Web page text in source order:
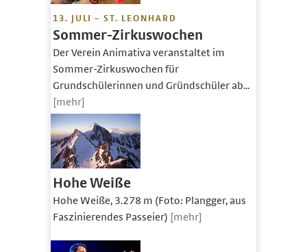
13. JULI – ST. LEONHARD
Sommer-Zirkuswochen
Der Verein Animativa veranstaltet im
Sommer-Zirkuswochen für
Grundschülerinnen und Gründschüler ab...
[mehr]
Hohe Weiße
Hohe Weiße, 3.278 m (Foto: Plangger, aus
Faszinierendes Passeier) [mehr]